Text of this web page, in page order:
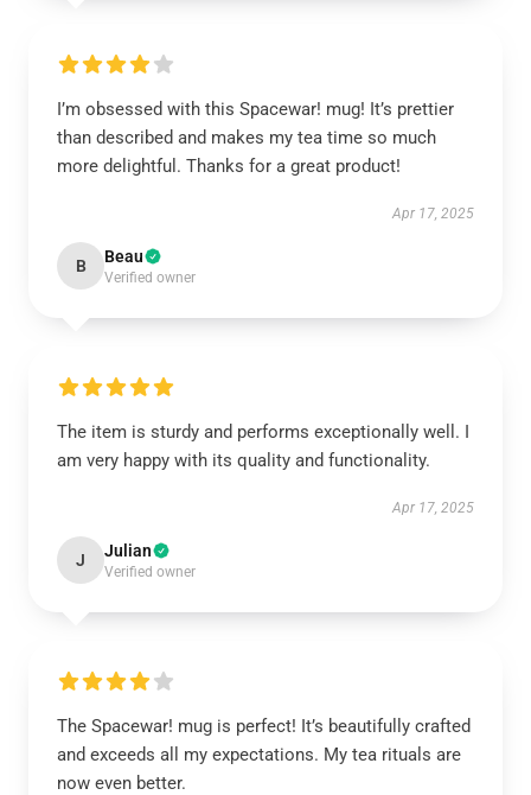
I’m obsessed with this Spacewar! mug! It’s prettier
than described and makes my tea time so much
more delightful. Thanks for a great product!
Apr 17, 2025
B Beau
Verified owner
The item is sturdy and performs exceptionally well. I
am very happy with its quality and functionality.
Apr 17, 2025
J Julian
Verified owner
The Spacewar! mug is perfect! It’s beautifully crafted
and exceeds all my expectations. My tea rituals are
now even better.